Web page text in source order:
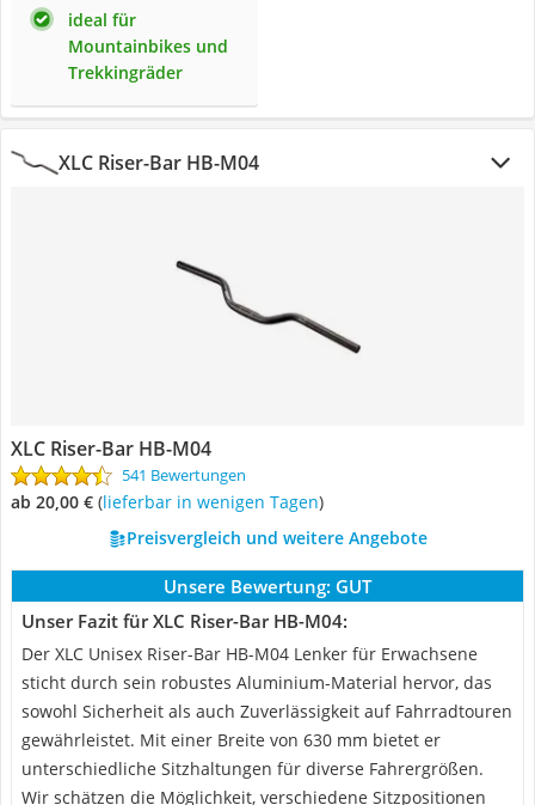
ideal für
Mountainbikes und
Trekkingräder
XLC Riser-Bar HB-M04
XLC Riser-Bar HB-M04
541 Bewertungen
ab 20,00 € ( Lieferbar in wenigen Tagen)
Preisvergleich und weitere Angebote
Unsere Bewertung: GUT
Unser Fazit für XLC Riser-Bar HB-M04:
Der XLC Unisex Riser-Bar HB-M04 Lenker für Erwachsene
sticht durch sein robustes Aluminium-Material hervor, das
sowohl Sicherheit als auch Zuverlässigkeit auf Fahrradtouren
gewährleistet. Mit einer Breite von 630 mm bietet er
unterschiedliche Sitzhaltungen für diverse Fahrergrößen.
Wir schätzen die Möglichkeit, verschiedene Sitzpositionen